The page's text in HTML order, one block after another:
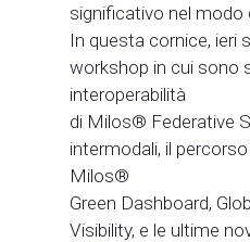
significativo nel modo
In questa cornice, ieri
workshop in cui sono
interoperabilità
di Milos® Federative
intermodali, il
Milos®
Green Dashboard,
Visibility, e le ultime